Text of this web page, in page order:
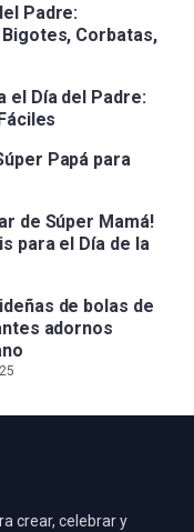
Padre:
Corbatas,
el Día del Padre:
Papá para
de Súper Mamá!
para el Día de la
de bolas de
adornos
crear, celebrar y